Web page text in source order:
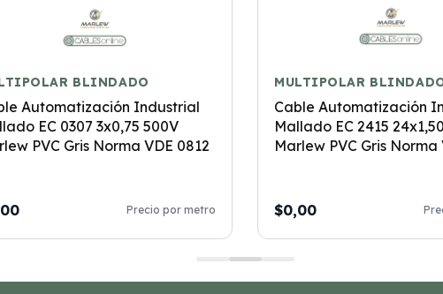
BLINDADO
Automatización Industrial
EC 0307 3x0,75 500V
PVC Gris Norma VDE 0812
Precio por metro
MULTIPOLAR
Cable Automatización
Mallado EC 2415
Marlew PVC Gris Norma
$0,00